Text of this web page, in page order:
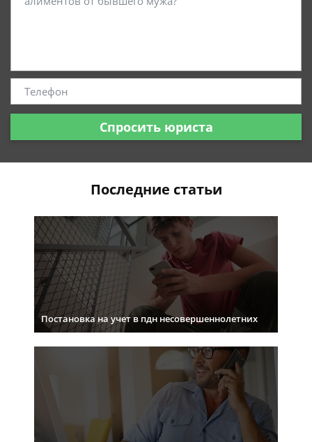
Спросить юриста
Последние статьи
Постановка на учет в пдн несовершеннолетних